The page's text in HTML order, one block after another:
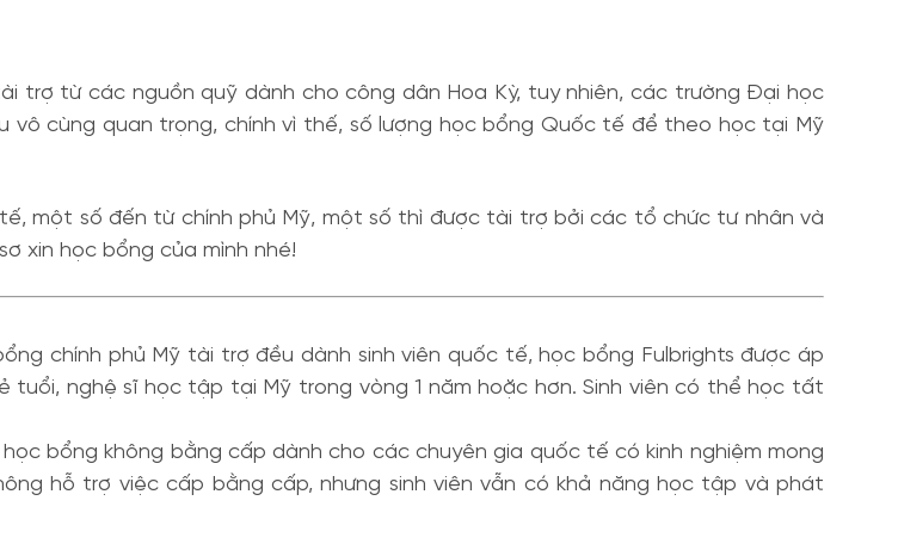
trợ từ các nguồn quỹ dành cho công dân Hoa Kỳ, tuy nhiên, các trường Đại học
cùng quan trọng, chính vì thế, số lượng học bổng Quốc tế để theo học tại Mỹ
một số đến từ chính phủ Mỹ, một số thì được tài trợ bởi các tổ chức tư nhân và
xin học bổng của mình nhé!
chính phủ Mỹ tài trợ đều dành sinh viên quốc tế, học bổng Fulbrights được áp
tuổi, nghệ sĩ học tập tại Mỹ trong vòng 1 năm hoặc hơn. Sinh viên có thể học tất
bổng không bằng cấp dành cho các chuyên gia quốc tế có kinh nghiệm mong
hỗ trợ việc cấp bằng cấp, nhưng sinh viên vẫn có khả năng học tập và phát